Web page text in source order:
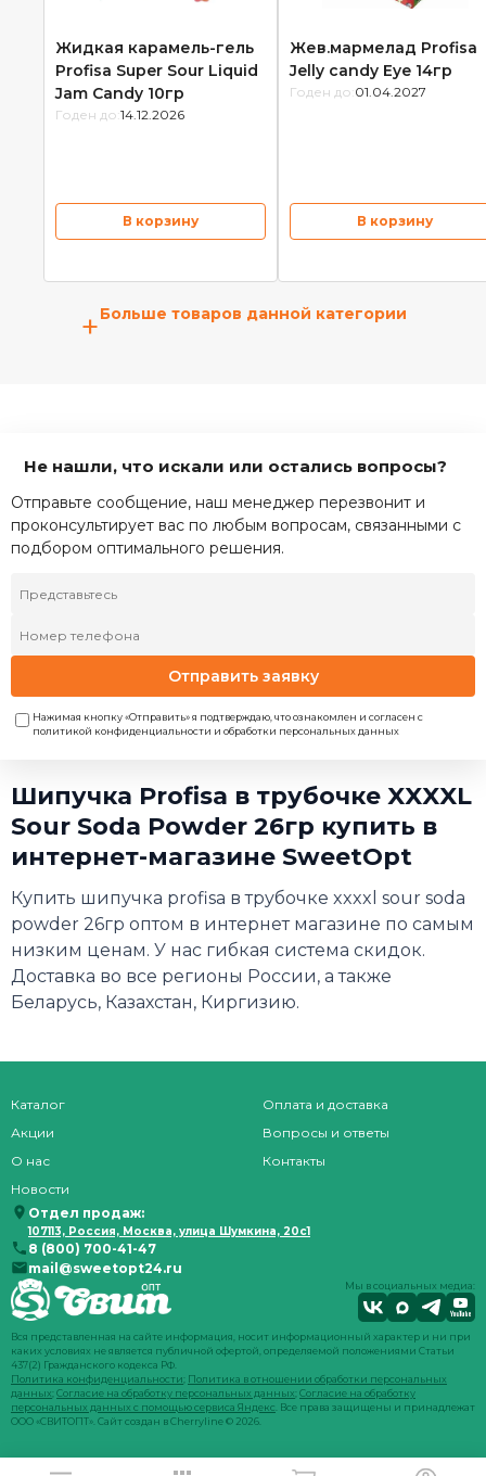
Жидкая карамель-гель
Profisa Super Sour Liquid
Jam Candy 10гр
Годен до: 14.12.2026
В корзину
Жев.мармелад Profisa
Jelly candy Eye 14гр
Годен до: 01.04.2027
В корзину
+Больше товаров данной категории
Не нашли, что искали или остались вопросы?
Отправьте сообщение, наш менеджер перезвонит и
проконсультирует вас по любым вопросам, связанными с
подбором оптимального решения.
Отправить заявку
Нажимая кнопку «Отправить» я подтверждаю, что ознакомлен и согласен с
политикой конфиденциальности и обработки персональных данных
Шипучка Profisa в трубочке XXXXL
Sour Soda Powder 26гр купить в
интернет-магазине SweetOpt
Купить шипучка profisa в трубочке xxxxl sour soda
powder 26гр оптом в интернет магазине по самым
низким ценам. У нас гибкая система скидок.
Доставка во все регионы России, а также
Беларусь, Казахстан, Киргизию.
Каталог
Акции
О нас
Новости
Оплата и доставка
Вопросы и ответы
Контакты
Отдел продаж:
107113, Россия, Москва, улица Шумкина, 20с1
8 (800) 700-41-47
mail@sweetopt24.ru
Мы в социальных медиа:
Вся представленная на сайте информация, носит информационный характер и ни при
каких условиях не является публичной офертой, определяемой положениями Статьи
437(2) Гражданского кодекса РФ.
Политика конфиденциальности; Политика в отношении обработки персональных
данных;Согласие на обработку персональных данных;Согласие на обработку
персональных данных с помощью сервиса Яндекс. Все права защищены и принадлежат
ООО «СВИТОПТ». Сайт создан вCherryline© 2026.